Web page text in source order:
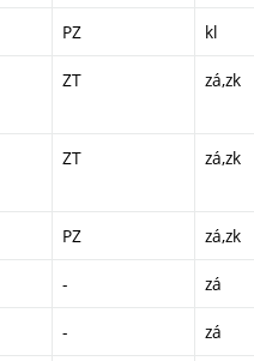
PZ kl
ZT zá,zk
ZT zá,zk
PZ zá,zk
- zá
- zá